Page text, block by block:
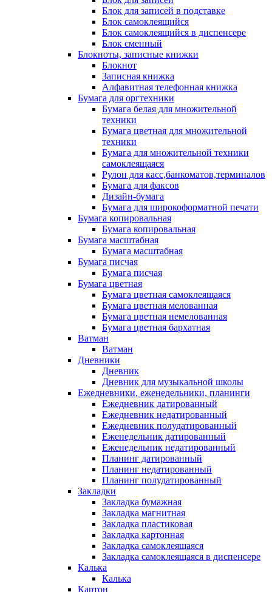
Блок для записей в подставке
Блок самоклеящийся
Блок самоклеящийся в диспенсере
Блок сменный
Блокноты, записные книжки
Блокнот
Записная книжка
Алфавитная телефонная книжка
Бумага для оргтехники
Бумага белая для множительной
техники
Бумага цветная для множительной
техники
Бумага для множительной техники
самоклеящаяся
Рулон для касс,банкоматов,терминалов
Бумага для факсов
Дизайн-бумага
Бумага для широкоформатной печати
Бумага копировальная
Бумага копировальная
Бумага масштабная
Бумага масштабная
Бумага писчая
Бумага писчая
Бумага цветная
Бумага цветная самоклеящаяся
Бумага цветная мелованная
Бумага цветная немелованная
Бумага цветная бархатная
Ватман
Ватман
Дневники
Дневник
Дневник для музыкальной школы
Ежедневники, еженедельники, планинги
Ежедневник датированный
Ежедневник недатированный
Ежедневник полудатированный
Еженедельник датированный
Еженедельник недатированный
Планинг датированный
Планинг недатированный
Планинг полудатированный
Закладки
Закладка бумажная
Закладка магнитная
Закладка пластиковая
Закладка картонная
Закладка самоклеящаяся
Закладка самоклеящаяся в диспенсере
Калька
Калька
Картон